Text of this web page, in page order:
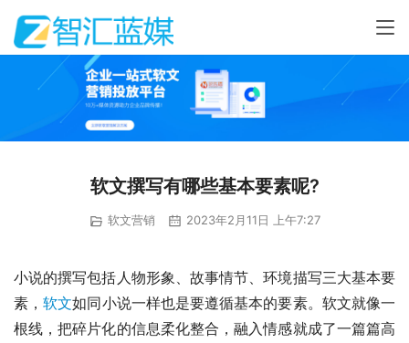
软文撰写有哪些基本要素呢?
软文营销 2023年2月11日 上午7:27
小说的撰写包括人物形象、故事情节、环境描写三大基本要
素，软文如同小说一样也是要遵循基本的要素。软文就像一
根线，把碎片化的信息柔化整合，融入情感就成了一篇篇高